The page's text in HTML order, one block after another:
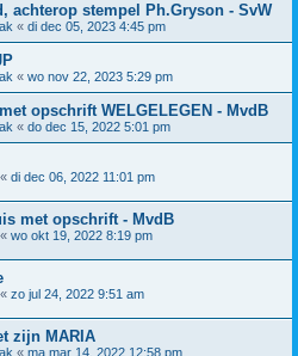
achterop stempel Ph.Gryson - SvW
« di dec 05, 2023 4:45 pm
« wo nov 22, 2023 5:29 pm
opschrift WELGELEGEN - MvdB
« do dec 15, 2022 5:01 pm
« di dec 06, 2022 11:01 pm
met opschrift - MvdB
« wo okt 19, 2022 8:19 pm
« zo jul 24, 2022 9:51 am
zijn MARIA
« ma mar 14, 2022 12:58 pm